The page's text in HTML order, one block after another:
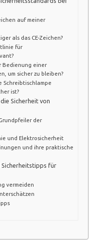
auf meiner
als das CE-Zeichen?
für
Bedienung einer
um sicher zu bleiben?
Schreibtischlampe
ist?
Sicherheit von
der
und Elektrosicherheit
und ihre praktische
Sicherheitstipps für
vermeiden